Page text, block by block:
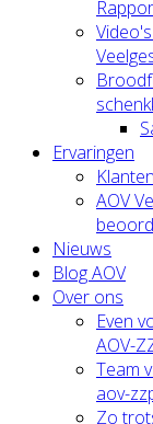
Ervaringen
AOV
Nieuws
Blog AOV
Over ons
Even
AOV-
Team
aov-
Zo